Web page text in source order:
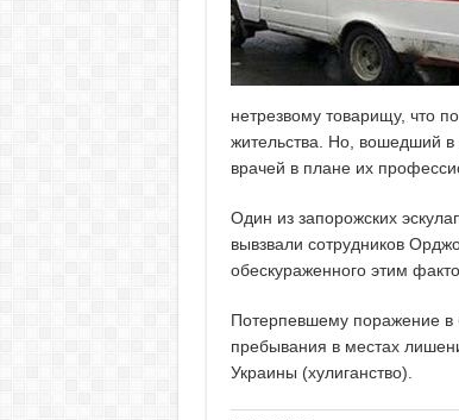
нетрезвому товарищу, что
жительства. Но, вошедший
врачей в плане их
Один из запорожских
вывзвали сотрудников
обескураженного этим
Потерпевшему поражение в
пребывания в местах
Украины (хулиганство).